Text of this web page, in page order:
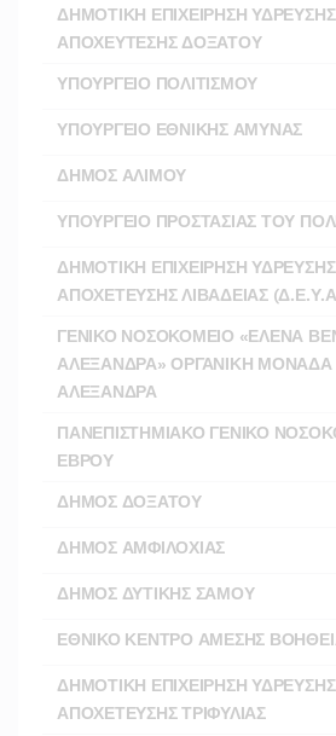
ΔΗΜΟΤΙΚΗ ΕΠΙΧΕΙΡΗΣΗ ΥΔΡΕΥΣΗΣ
ΑΠΟΧΕΥΤΕΣΗΣ ΔΟΞΑΤΟΥ
ΥΠΟΥΡΓΕΙΟ ΠΟΛΙΤΙΣΜΟΥ
ΥΠΟΥΡΓΕΙΟ ΕΘΝΙΚΗΣ ΑΜΥΝΑΣ
ΔΗΜΟΣ ΑΛΙΜΟΥ
ΥΠΟΥΡΓΕΙΟ ΠΡΟΣΤΑΣΙΑΣ ΤΟΥ
ΔΗΜΟΤΙΚΗ ΕΠΙΧΕΙΡΗΣΗ ΥΔΡΕΥΣΗΣ
ΑΠΟΧΕΤΕΥΣΗΣ ΛΙΒΑΔΕΙΑΣ
ΓΕΝΙΚΟ ΝΟΣΟΚΟΜΕΙΟ «ΕΛΕΝΑ
ΑΛΕΞΑΝΔΡΑ» ΟΡΓΑΝΙΚΗ ΜΟΝΑΔΑ
ΑΛΕΞΑΝΔΡΑ
ΠΑΝΕΠΙΣΤΗΜΙΑΚΟ ΓΕΝΙΚΟ
ΕΒΡΟΥ
ΔΗΜΟΣ ΔΟΞΑΤΟΥ
ΔΗΜΟΣ ΑΜΦΙΛΟΧΙΑΣ
ΔΗΜΟΣ ΔΥΤΙΚΗΣ ΣΑΜΟΥ
ΕΘΝΙΚΟ ΚΕΝΤΡΟ ΑΜΕΣΗΣ
ΔΗΜΟΤΙΚΗ ΕΠΙΧΕΙΡΗΣΗ
ΑΠΟΧΕΤΕΥΣΗΣ ΤΡΙΦΥΛΙΑΣ